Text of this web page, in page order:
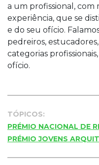
a um profissional, com
experiência, que se
e do seu ofício.
pedreiros,
categorias
ofício.
TÓPICOS:
PRÉMIO NACIONAL DE
PRÉMIO JOVENS